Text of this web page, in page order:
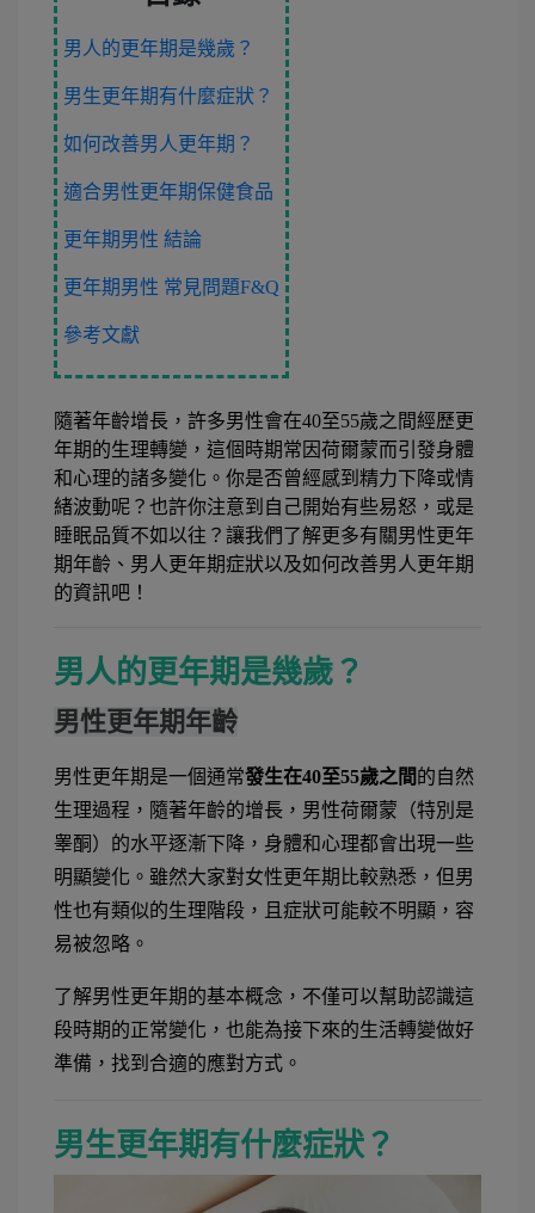
男人的更年期是幾歲？
男生更年期有什麼症狀？
如何改善男人更年期？
適合男性更年期保健食品
更年期男性 結論
更年期男性 常見問題F&Q
參考文獻
隨著年齡增長，許多男性會在40至55歲之間經歷更
年期的生理轉變，這個時期常因荷爾蒙而引發身體
和心理的諸多變化。你是否曾經感到精力下降或情
緒波動呢？也許你注意到自己開始有些易怒，或是
睡眠品質不如以往？讓我們了解更多有關男性更年
期年齡、男人更年期症狀以及如何改善男人更年期
的資訊吧！
男人的更年期是幾歲？
男性更年期年齡
男性更年期是一個通常發生在40至55歲之間 的自然
生理過程，隨著年齡的增長，男性荷爾蒙（特別是
睾酮）的水平逐漸下降，身體和心理都會出現一些
明顯變化。雖然大家對女性更年期比較熟悉，但男
性也有類似的生理階段，且症狀可能較不明顯，容
易被忽略。
了解男性更年期的基本概念，不僅可以幫助認識這
段時期的正常變化，也能為接下來的生活轉變做好
準備，找到合適的應對方式。
男生更年期有什麼症狀？